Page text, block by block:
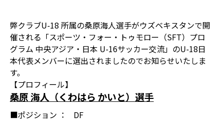
弊クラブU-18 所属の桑原海人選手がウズベキスタンで開
催される「スポーツ・フォー・トゥモロー（SFT）プロ
グラム 中央アジア・日本 U-16サッカー交流」のU-18日
本代表メンバーに選出されましたのでお知らせいたしま
す。
【プロフィール】
桑原 海人（くわはら かいと）選手
■ポジション ：
DF